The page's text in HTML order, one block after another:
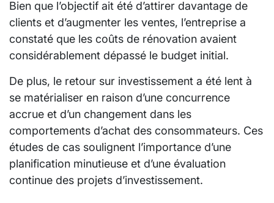
Bien que l’objectif ait été d’attirer davantage de
clients et d’augmenter les ventes, l’entreprise a
constaté que les coûts de rénovation avaient
considérablement dépassé le budget initial.
De plus, le retour sur investissement a été lent à
se matérialiser en raison d’une concurrence
accrue et d’un changement dans les
comportements d’achat des consommateurs. Ces
études de cas soulignent l’importance d’une
planification minutieuse et d’une évaluation
continue des projets d’investissement.